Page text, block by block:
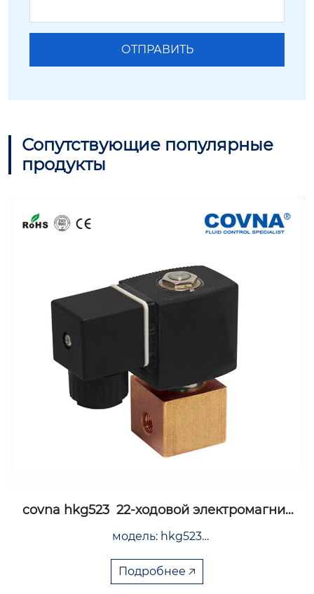
Сопутствующие популярные
продукты
covna hk60-d-ms моторизованный дросс
проушинами
covna hk60-d-ms электрический клапан-бабоч
ключением/выключением, доступно модулир
ующее управление 4-20 ма или 0-10 в постоян
Подробнее 🡥